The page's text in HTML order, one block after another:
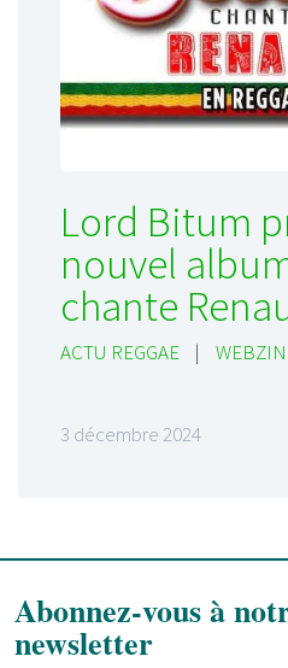
Lord Bitum
nouvel
chante
ACTU REGGAE |
3 décembre 2024
Abonnez-vous à
newsletter